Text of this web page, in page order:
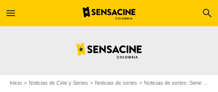
menu search
Inicio Noticias de Cine y Series Noticias de series Noticias de series: Serie de televisión